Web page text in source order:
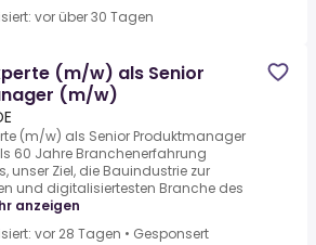
vor über 30 Tagen
(m/w) als Senior
(m/w)
(m/w) als Senior Produktmanager
60 Jahre Branchenerfahrung
unser Ziel, die Bauindustrie zur
und digitalisiertesten Branche des
anzeigen
vor 28 Tagen • Gesponsert